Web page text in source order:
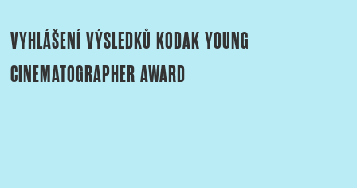
VYHLÁŠENÍ VÝSLEDKŮ KODAK YOUNG
CINEMATOGRAPHER AWARD